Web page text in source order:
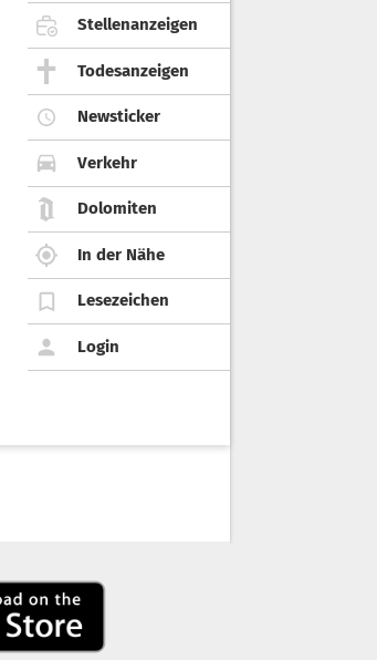
Stellenanzeigen
Todesanzeigen
Newsticker
Verkehr
Dolomiten
In der Nähe
Lesezeichen
Login